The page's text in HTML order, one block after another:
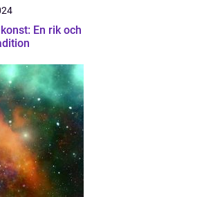
En rik och